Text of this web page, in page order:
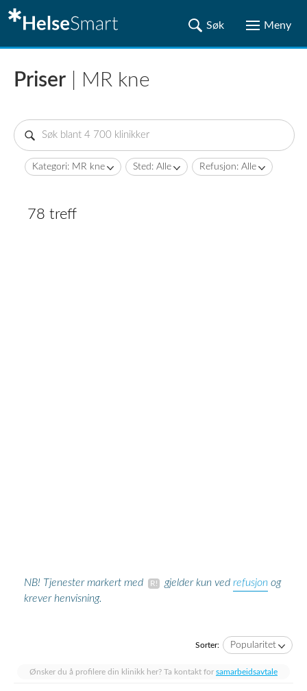
Priser | MR kne
Kategori: MR kne Sted: Alle Refusjon: Alle
78 treff
NB! Tjenester markert med gjelder kun ved refusjon og
krever henvisning.
Sorter: Popularitet
Ønsker du å profilere din klinikk her? Ta kontakt for samarbeidsavtale